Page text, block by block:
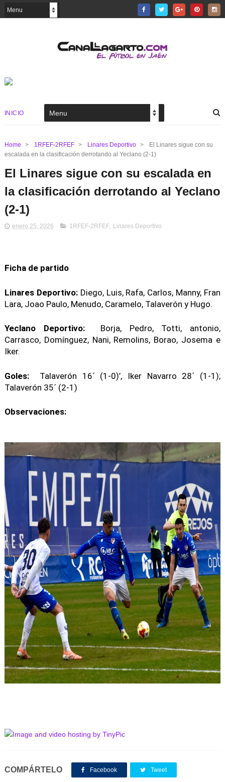
INICIO
Home > 1RFEF-2RFEF > Linares Deportivo >
El Linares sigue con su
escalada en la clasificación derrotando al Yeclano (2-1)
El Linares sigue con su escalada en
la clasificación derrotando al Yeclano
(2-1)
enero 25, 2026 1RFEF-2RFEF, Linares Deportivo
Ficha de partido
Linares Deportivo:Diego, Luis, Rafa, Carlos, Manny, Fran
Lara, Joao Paulo, Menudo, Caramelo, Talaverón y Hugo.
Yeclano Deportivo:
Borja, Pedro, Totti, antonio,
Carrasco, Domínguez, Nani, Remolins, Borao, Josema e
Iker.
Goles:
Talaverón 16´ (1-0)’, Iker Navarro 28´ (1-1);
Talaverón 35´ (2-1)
Observaciones:
COMPÁRTELO Facebook Tweet